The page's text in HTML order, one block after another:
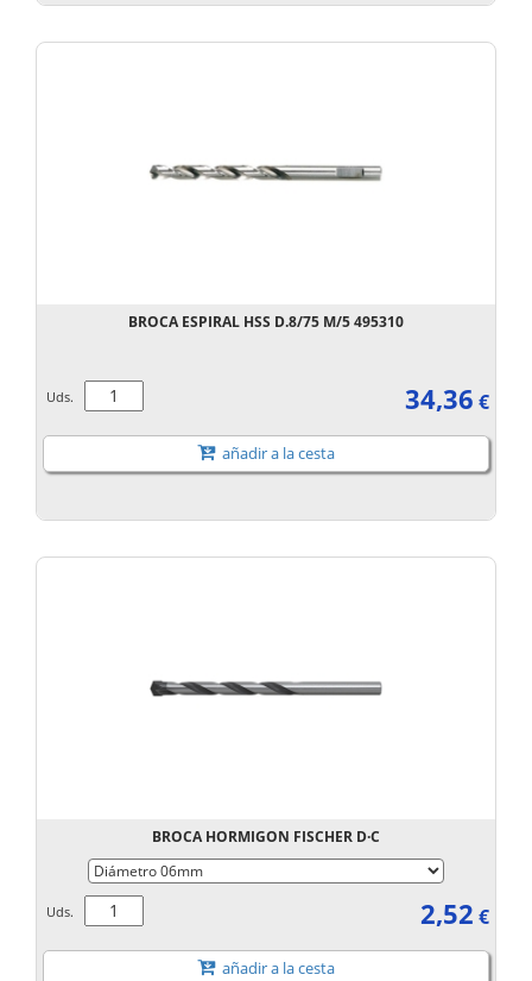
BROCA ESPIRAL HSS D.8/75 M/5 495310
Uds. 34,36 €
añadir a la cesta
BROCA HORMIGON FISCHER D·C
Uds. 2,52 €
añadir a la cesta